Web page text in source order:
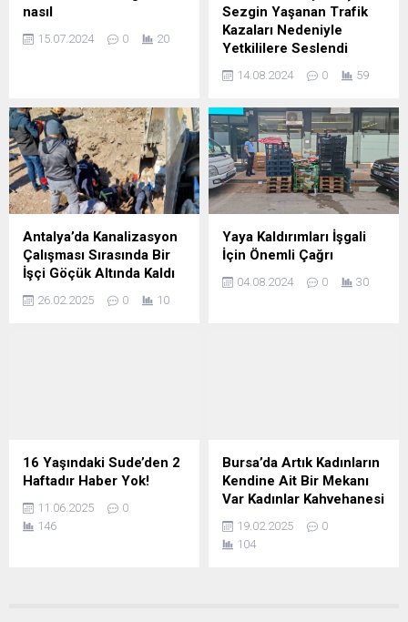
nasıl
15.07.2024 0 20
Sezgin Yaşanan Trafik
Kazaları Nedeniyle
Yetkililere Seslendi
14.08.2024 0 59
Antalya’da Kanalizasyon
Çalışması Sırasında Bir
İşçi Göçük Altında Kaldı
26.02.2025 0 10
Yaya Kaldırımları İşgali
İçin Önemli Çağrı
04.08.2024 0 30
16 Yaşındaki Sude’den 2
Haftadır Haber Yok!
11.06.2025
0
146
Bursa’da Artık Kadınların
Kendine Ait Bir Mekanı
Var Kadınlar Kahvehanesi
19.02.2025
0
104